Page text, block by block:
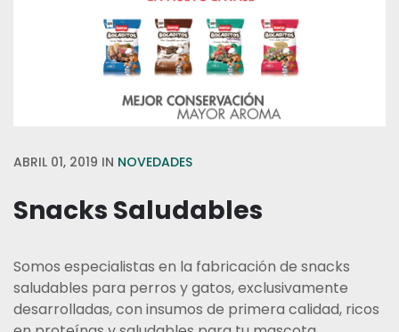
ABRIL 01, 2019 IN NOVEDADES
Snacks Saludables
Somos especialistas en la fabricación de snacks
saludables para perros y gatos, exclusivamente
desarrolladas, con insumos de primera calidad, ricos